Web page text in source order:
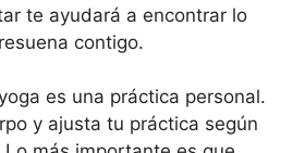
te ayudará a encontrar lo
contigo.
es una práctica personal.
y ajusta tu práctica según